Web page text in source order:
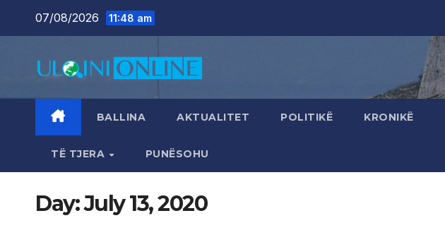
07/08/2026 11:48 am
BALLINA AKTUALITET POLITIKË KRONIKË
TË TJERA PUNËSOHU
Day:July 13, 2020